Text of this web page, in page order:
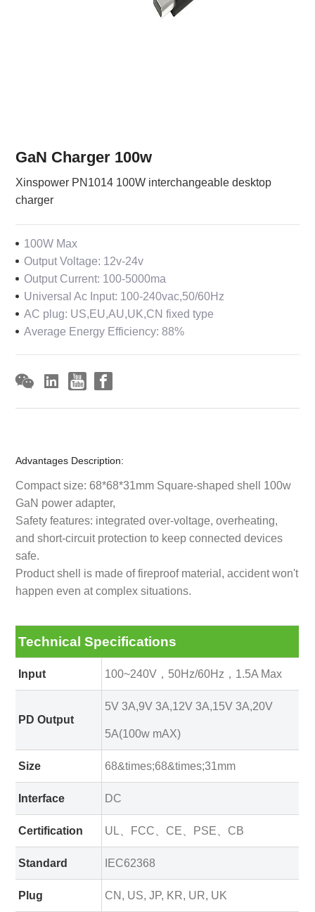
GaN Charger 100w
Xinspower PN1014 100W interchangeable desktop
charger
100W Max
Output Voltage: 12v-24v
Output Current: 100-5000ma
Universal Ac Input: 100-240vac,50/60Hz
AC plug: US,EU,AU,UK,CN fixed type
Average Energy Efficiency: 88%
Advantages Description:
Compact size: 68*68*31mm Square-shaped shell 100w
GaN power adapter,
Safety features: integrated over-voltage, overheating,
and short-circuit protection to keep connected devices
safe.
Product shell is made of fireproof material, accident won't
happen even at complex situations.
Technical Specifications
Input 100~240V，50Hz/60Hz，1.5A Max
PD Output
5V 3A,9V 3A,12V 3A,15V 3A,20V
5A(100w mAX)
Size 68&times;68&times;31mm
Interface DC
Certification UL、FCC、CE、PSE、CB
Standard IEC62368
Plug CN, US, JP, KR, UR, UK